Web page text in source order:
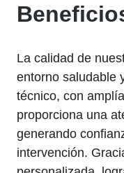
La calidad de
entorno saludable
técnico, con
proporciona una
generando
intervención.